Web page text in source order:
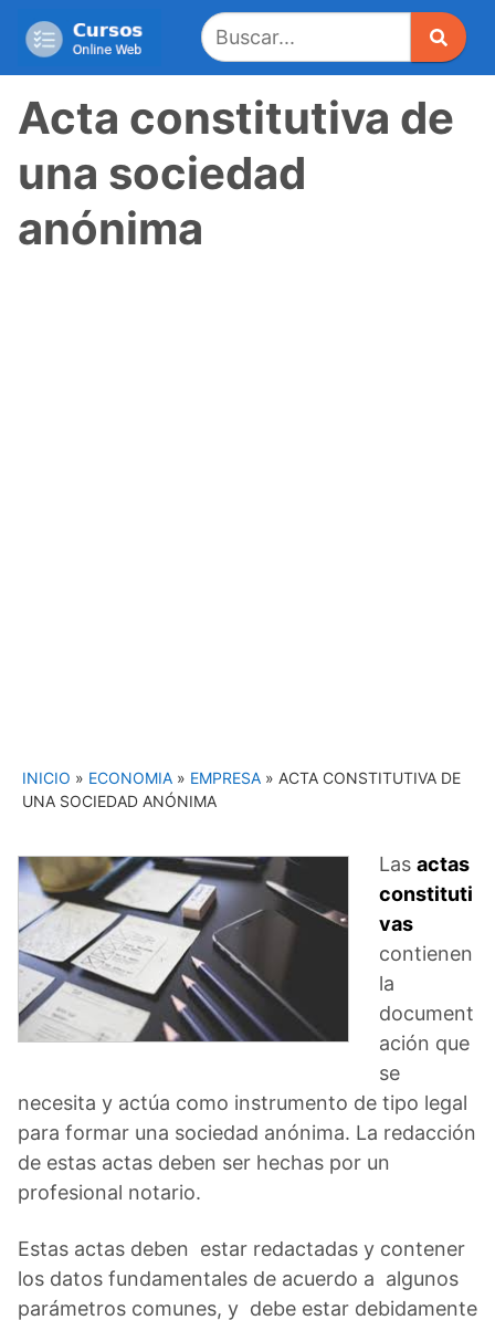
Acta constitutiva de
una sociedad
anónima
INICIO » ECONOMIA » EMPRESA » ACTA CONSTITUTIVA DE
UNA SOCIEDAD ANÓNIMA
Las actas
constituti
vas
contienen
la
document
ación que
se
necesita y actúa como instrumento de tipo legal
para formar una sociedad anónima. La redacción
de estas actas deben ser hechas por un
profesional notario.
Estas actas deben estar redactadas y contener
los datos fundamentales de acuerdo a algunos
parámetros comunes, y debe estar debidamente